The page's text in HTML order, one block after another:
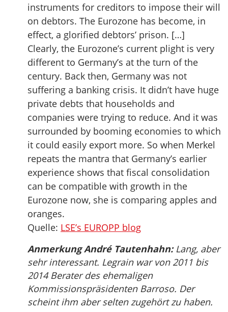
instruments for creditors to impose their will
on debtors. The Eurozone has become, in
effect, a glorified debtors’ prison. […]
Clearly, the Eurozone’s current plight is very
different to Germany’s at the turn of the
century. Back then, Germany was not
suffering a banking crisis. It didn’t have huge
private debts that households and
companies were trying to reduce. And it was
surrounded by booming economies to which
it could easily export more. So when Merkel
repeats the mantra that Germany’s earlier
experience shows that fiscal consolidation
can be compatible with growth in the
Eurozone now, she is comparing apples and
oranges.
Quelle: LSE’s EUROPP blog
Anmerkung André Tautenhahn:Lang, aber
sehr interessant. Legrain war von 2011 bis
2014 Berater des ehemaligen
Kommissionspräsidenten Barroso. Der
scheint ihm aber selten zugehört zu haben.